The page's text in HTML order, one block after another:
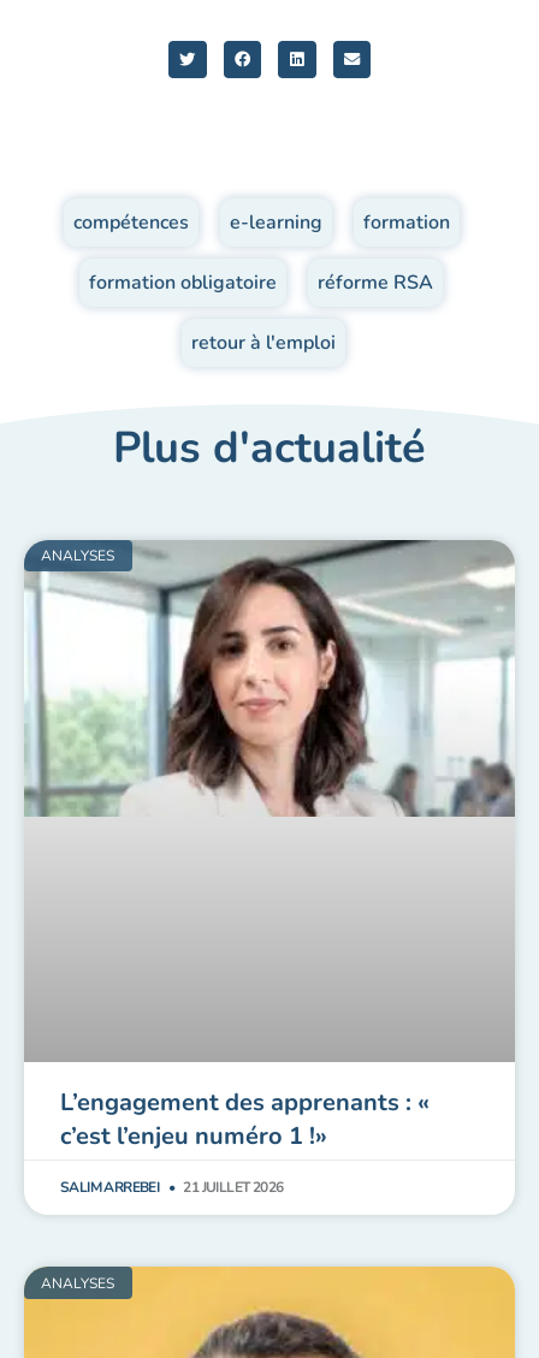
compétences e-learning formation
formation obligatoire réforme RSA
retour à l'emploi
Plus d'actualité
ANALYSES
L’engagement des apprenants : «
c’est l’enjeu numéro 1 !»
SALIM ARREBEI 21 JUILLET 2026
ANALYSES